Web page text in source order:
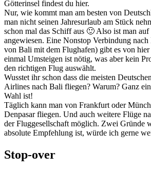
Götterinsel findest du hier.
Nur, wie kommt man am besten von
man nicht seinen Jahresurlaub am Stück
schon mal das Schiff aus 🙂 Also ist man auf
angewiesen. Eine Nonstop Verbindung nach
von Bali mit dem Flughafen) gibt es von
einmal Umsteigen ist nötig, was aber kein
den richtigen Flug auswählt.
Wusstet ihr schon dass die meisten
Airlines nach Bali fliegen? Warum? Ganz
Wahl ist!
Täglich kann man von Frankfurt oder
Denpasar fliegen. Und auch weitere Flüge
der Fluggesellschaft möglich. Zwei Gründe
absolute Empfehlung ist, würde ich gerne
Stop-over